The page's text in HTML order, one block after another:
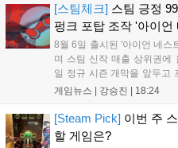
17일까지 이어지는 이번 행
거리를 제공하며, 이후 현대
니다. 연말에는 라스베이거스
[스팀체크] 스팀 긍정
펑크 포탑 조작 '아이언
8월 6일 출시된 '아이언 네스
며 스팀 신작 매출 상위권에
일 정규 시즌 개막을 앞두고
기록했습니다. 25주년을 맞
'마블 투혼: 파이팅 소울즈'
리'도 스팀에 정식 출시되었습
게임뉴스 | 강승진 18:24
[Steam Pick] 이번 주
할 게임은?